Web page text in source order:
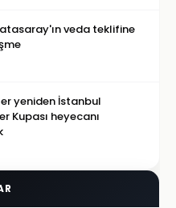
veda teklifine
yeniden İstanbul
Kupası heyecanı